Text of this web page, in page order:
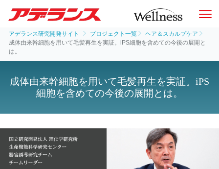
アデランス研究開発サイト プロジェクト一覧
ヘア＆スカルプケア
成体由来幹細胞を用いて毛髪再生を実証。iPS細胞を含めての今後の展開と
は。
成体由来幹細胞を用いて毛髪再生を実証。iPS
細胞を含めての今後の展開とは。